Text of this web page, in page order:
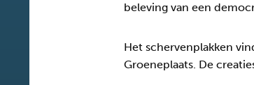
beleving van een
Het schervenplakken
Groeneplaats. De